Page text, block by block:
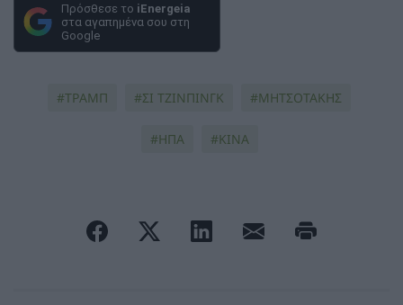
Πρόσθεσε το iEnergeia
στα αγαπημένα σου στη
Google
ΤΡΆΜΠ ΣΙ ΤΖΙΝΠΙΝΓΚ ΜΗΤΣΟΤΑΚΗΣ
ΗΠΑ ΚΙΝΑ